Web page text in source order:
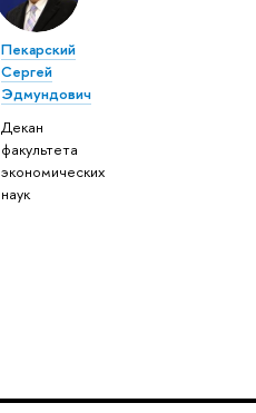
Пекарский
Сергей
Эдмундович
Декан
факультета
экономических
наук